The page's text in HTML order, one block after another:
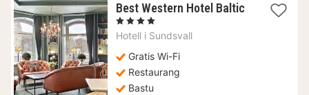
Best Western Hotel Baltic
1
natt
976
kr.
, 4 Stjärnor
Hotell i Sundsvall
Gratis Wi-Fi
Restaurang
Bastu